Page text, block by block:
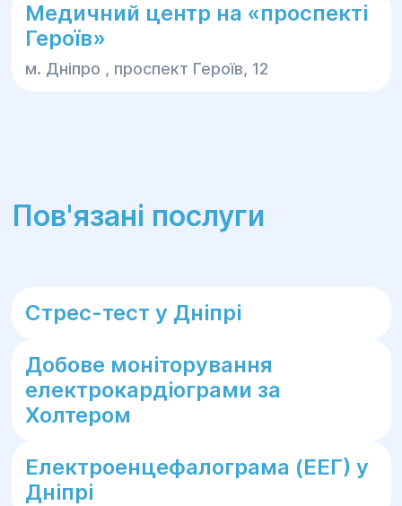
Медичний центр на «проспекті
Героїв»
м. Дніпро , проспект Героїв, 12
Пов'язані послуги
Стрес-тест у Дніпрі
Добове моніторування
електрокардіограми за
Холтером
Електроенцефалограма (ЕЕГ) у
Дніпрі